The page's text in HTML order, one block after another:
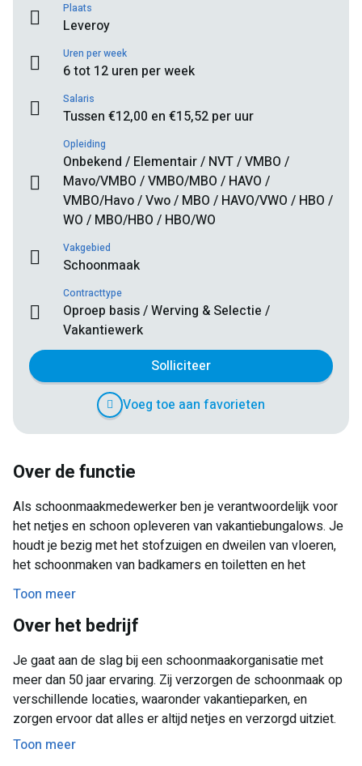
Plaats
Leveroy
Uren per week
6 tot 12 uren per week
Salaris
Tussen €12,00 en €15,52 per uur
Opleiding
Onbekend / Elementair / NVT / VMBO /
Mavo/VMBO / VMBO/MBO / HAVO /
VMBO/Havo / Vwo / MBO / HAVO/VWO / HBO /
WO / MBO/HBO / HBO/WO
Vakgebied
Schoonmaak
Contracttype
Oproep basis / Werving & Selectie /
Vakantiewerk
Solliciteer
Voeg toe aan favorieten
Over de functie
Als schoonmaakmedewerker ben je verantwoordelijk voor
het netjes en schoon opleveren van vakantiebungalows. Je
houdt je bezig met het stofzuigen en dweilen van vloeren,
het schoonmaken van badkamers en toiletten en het
afnemen van keukens en andere oppervlakken. Je werkt
voornamelijk op maandag en/of vrijdag tussen 10:00 en
ongeveer 16:00 uur. Samen met je collega’s zorg je ervoor
nieuwe gasten.
Toon meer
Over het bedrijf
Je gaat aan de slag bij een schoonmaakorganisatie met
meer dan 50 jaar ervaring. Zij verzorgen de schoonmaak op
verschillende locaties, waaronder vakantieparken, en
zorgen ervoor dat alles er altijd netjes en verzorgd uitziet.
Toon meer